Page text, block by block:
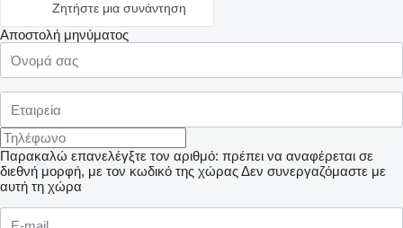
Ζητήστε μια συνάντηση
Αποστολή μηνύματος
Παρακαλώ επανελέγξτε τον αριθμό: πρέπει να αναφέρεται σε
διεθνή μορφή, με τον κωδικό της χώραςΔεν συνεργαζόμαστε με
αυτή τη χώρα